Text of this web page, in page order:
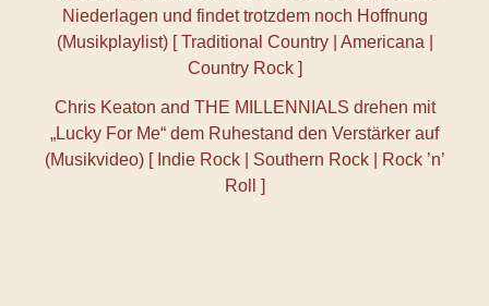
Niederlagen und findet trotzdem noch Hoffnung
(Musikplaylist) [ Traditional Country | Americana |
Country Rock ]
Chris Keaton and THE MILLENNIALS drehen mit
„Lucky For Me“ dem Ruhestand den Verstärker auf
(Musikvideo) [ Indie Rock | Southern Rock | Rock ’n’
Roll ]